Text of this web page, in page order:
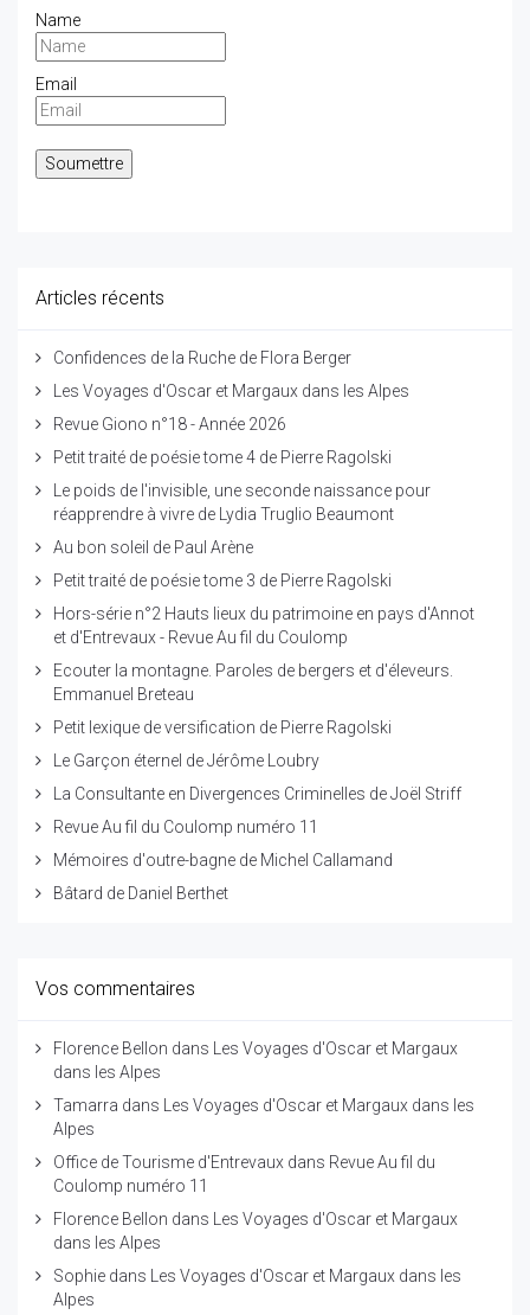
Name
Email
Articles récents
Confidences de la Ruche de Flora Berger
Les Voyages d'Oscar et Margaux dans les Alpes
Revue Giono n°18 - Année 2026
Petit traité de poésie tome 4 de Pierre Ragolski
Le poids de l'invisible, une seconde naissance pour
réapprendre à vivre de Lydia Truglio Beaumont
Au bon soleil de Paul Arène
Petit traité de poésie tome 3 de Pierre Ragolski
Hors-série n°2 Hauts lieux du patrimoine en pays d'Annot
et d'Entrevaux - Revue Au fil du Coulomp
Ecouter la montagne. Paroles de bergers et d'éleveurs.
Emmanuel Breteau
Petit lexique de versification de Pierre Ragolski
Le Garçon éternel de Jérôme Loubry
La Consultante en Divergences Criminelles de Joël Striff
Revue Au fil du Coulomp numéro 11
Mémoires d'outre-bagne de Michel Callamand
Bâtard de Daniel Berthet
Vos commentaires
Florence Bellon dans
Les Voyages d'Oscar et Margaux
dans les Alpes
Tamarra dans
Les Voyages d'Oscar et Margaux dans les
Alpes
Office de Tourisme d'Entrevaux dans Revue Au fil du
Coulomp numéro 11
Florence Bellon dans
Les Voyages d'Oscar et Margaux
dans les Alpes
Sophie dans
Les Voyages d'Oscar et Margaux dans les
Alpes